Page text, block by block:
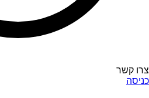
צרו קשר
כניסה